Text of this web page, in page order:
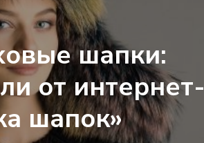
шапки:
от интернет-
шапок»